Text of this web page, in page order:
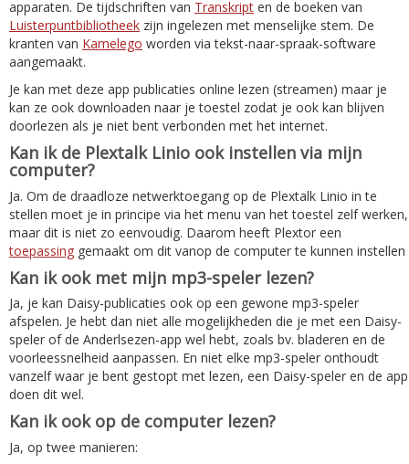
apparaten. De tijdschriften van Transkript en de boeken van
Luisterpuntbibliotheek zijn ingelezen met menselijke stem. De
kranten van Kamelego worden via tekst-naar-spraak-software
aangemaakt.
Je kan met deze app publicaties online lezen (streamen) maar je
kan ze ook downloaden naar je toestel zodat je ook kan blijven
doorlezen als je niet bent verbonden met het internet.
Kan ik de Plextalk Linio ook instellen via mijn
computer?
Ja. Om de draadloze netwerktoegang op de Plextalk Linio in te
stellen moet je in principe via het menu van het toestel zelf werken,
maar dit is niet zo eenvoudig. Daarom heeft Plextor een
toepassing gemaakt om dit vanop de computer te kunnen instellen
Kan ik ook met mijn mp3-speler lezen?
Ja, je kan Daisy-publicaties ook op een gewone mp3-speler
afspelen. Je hebt dan niet alle mogelijkheden die je met een Daisy-
speler of de Anderlsezen-app wel hebt, zoals bv. bladeren en de
voorleessnelheid aanpassen. En niet elke mp3-speler onthoudt
vanzelf waar je bent gestopt met lezen, een Daisy-speler en de app
doen dit wel.
Kan ik ook op de computer lezen?
Ja, op twee manieren: